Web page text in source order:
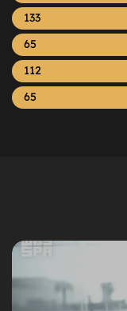
133
65
112
65